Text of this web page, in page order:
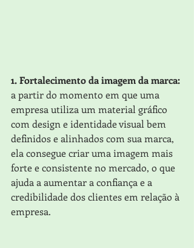
1. Fortalecimento da imagem da marca:
a partir do momento em que uma
empresa utiliza um material gráfico
com design e identidade visual bem
definidos e alinhados com sua marca,
ela consegue criar uma imagem mais
forte e consistente no mercado, o que
ajuda a aumentar a confiança e a
credibilidade dos clientes em relação à
empresa.